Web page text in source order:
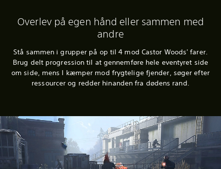
Overlev på egen hånd eller sammen med
andre
Stå sammen i grupper på op til 4 mod Castor Woods' farer.
Brug delt progression til at gennemføre hele eventyret side
om side, mens I kæmper mod frygtelige fjender, søger efter
ressourcer og redder hinanden fra dødens rand.